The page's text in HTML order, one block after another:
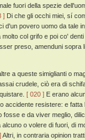
fuori della spezie
] Di che gli occhi miei, sí
d'un povero uomo da tale
col grifo e poi co'
preso, amenduni sopra
a queste simiglianti o
crudele, ciò era di
[ 020 ] E erano
accidente resistere: e
e da viver meglio,
o volere di fuori, di
Altri, in contraria opinion